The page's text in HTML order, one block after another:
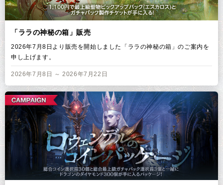
「ララの神秘の箱」販売
2026年7月8日より販売を開始しました「ララの神秘の箱」のご案内を
申し上げます。
2026年7月8日 ～ 2026年7月22日